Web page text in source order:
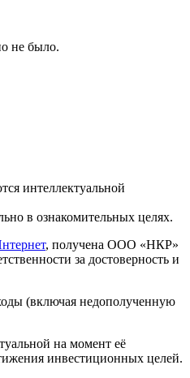
не было.
интеллектуальной
в ознакомительных целях.
, получена ООО «НКР»
за достоверность и
(включая недополученную
на момент её
инвестиционных целей.